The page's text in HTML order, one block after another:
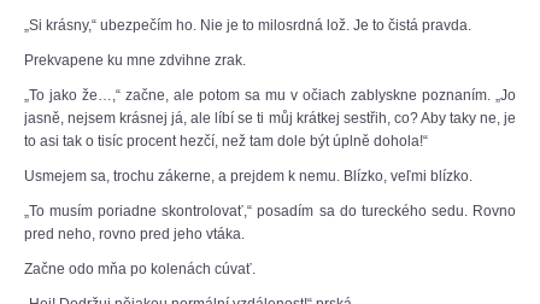
„Si krásny,“ ubezpečím ho. Nie je to milosrdná lož. Je to čistá pravda.
Prekvapene ku mne zdvihne zrak.
„To jako že…,“ začne, ale potom sa mu v očiach zablyskne poznaním. „Jo
jasně, nejsem krásnej já, ale líbí se ti můj krátkej sestřih, co? Aby taky ne, je
to asi tak o tisíc procent hezčí, než tam dole být úplně dohola!“
Usmejem sa, trochu zákerne, a prejdem k nemu. Blízko, veľmi blízko.
„To musím poriadne skontrolovať,“ posadím sa do tureckého sedu. Rovno
pred neho, rovno pred jeho vtáka.
Začne odo mňa po kolenách cúvať.